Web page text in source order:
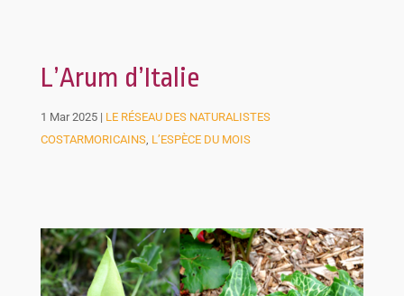
L’Arum d’Italie
1 Mar 2025| LE RÉSEAU DES NATURALISTES
COSTARMORICAINS, L’ESPÈCE DU MOIS